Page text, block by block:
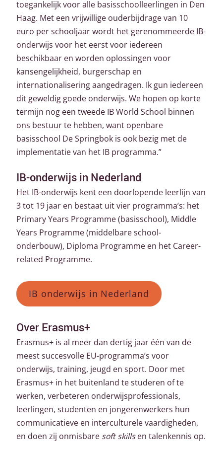
toegankelijk voor alle basisschoolleerlingen in Den
Haag. Met een vrijwillige ouderbijdrage van 10
euro per schooljaar wordt het gerenommeerde IB-
onderwijs voor het eerst voor iedereen
beschikbaar en worden oplossingen voor
kansengelijkheid, burgerschap en
internationalisering aangedragen. Ik gun iedereen
dit geweldig goede onderwijs. We hopen op korte
termijn nog een tweede IB World School binnen
ons bestuur te hebben, want openbare
basisschool De Springbok is ook bezig met de
implementatie van het IB programma.”
IB-onderwijs in Nederland
Het IB-onderwijs kent een doorlopende leerlijn van
3 tot 19 jaar en bestaat uit vier programma’s: het
Primary Years Programme (basisschool), Middle
Years Programme (middelbare school-
onderbouw), Diploma Programme en het Career-
related Programme.
IB onderwijs in Nederland
Over Erasmus+
Erasmus+ is al meer dan dertig jaar één van de
meest succesvolle EU-programma’s voor
onderwijs, training, jeugd en sport. Door met
Erasmus+ in het buitenland te studeren of te
werken, verbeteren onderwijsprofessionals,
leerlingen, studenten en jongerenwerkers hun
communicatieve en interculturele vaardigheden,
en doen zij onmisbare soft skillsen talenkennis op.